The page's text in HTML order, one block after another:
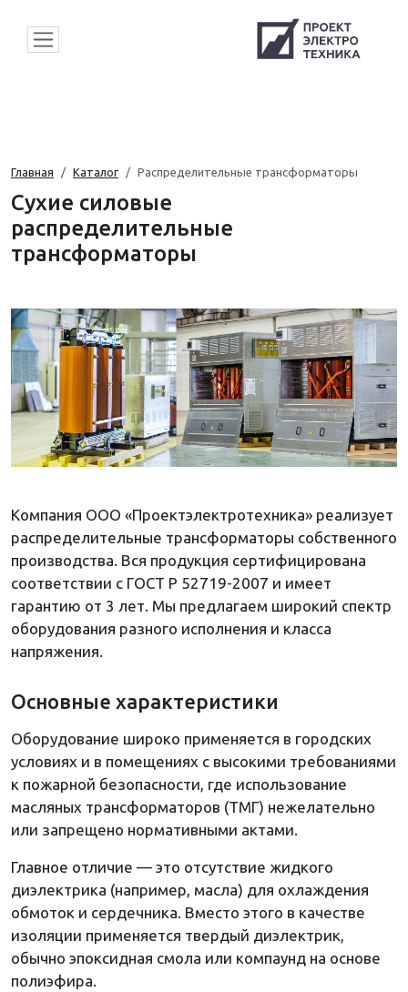
Главная Каталог Распределительные трансформаторы
Сухие силовые
распределительные
трансформаторы
Компания ООО «Проектэлектротехника» реализует
распределительные трансформаторы собственного
производства. Вся продукция сертифицирована
соответствии с ГОСТ Р 52719-2007 и имеет
гарантию от 3 лет. Мы предлагаем широкий спектр
оборудования разного исполнения и класса
напряжения.
Основные характеристики
Оборудование широко применяется в городских
условиях и в помещениях с высокими требованиями
к пожарной безопасности, где использование
масляных трансформаторов (ТМГ) нежелательно
или запрещено нормативными актами.
Главное отличие — это отсутствие жидкого
диэлектрика (например, масла) для охлаждения
обмоток и сердечника. Вместо этого в качестве
изоляции применяется твердый диэлектрик,
обычно эпоксидная смола или компаунд на основе
полиэфира.